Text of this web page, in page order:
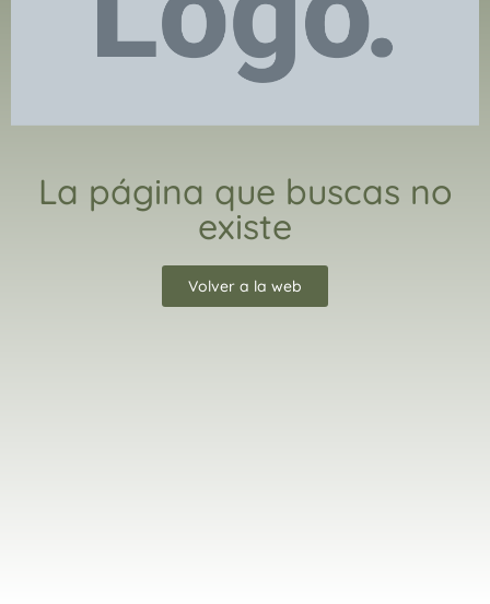
La página que buscas no
existe
Volver a la web